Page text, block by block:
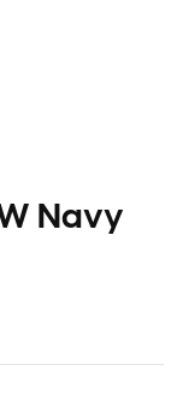
Navy